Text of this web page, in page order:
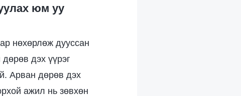
юм уу
нөхөрлөж дууссан
дэх үүрэг
Арван дөрөв дэх
ажил нь зөвхөн